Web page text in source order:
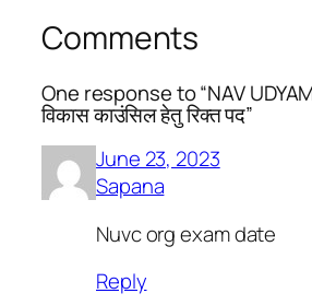
Comments
One response to “NAV UDYAM |
विकास काउंसिल हेतु रिक्त पद”
June 23, 2023
Sapana
Nuvc org exam date
Reply